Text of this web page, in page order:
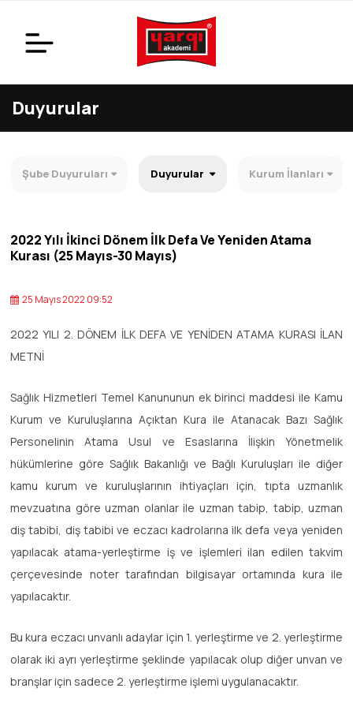
Duyurular
Şube Duyuruları Duyurular Kurum İlanları
2022 Yılı İkinci Dönem İlk Defa Ve Yeniden Atama
Kurası (25 Mayıs-30 Mayıs)
25 Mayıs 2022 09:52
2022 YILI 2. DÖNEM İLK DEFA VE YENİDEN ATAMA KURASI İLAN
METNİ
Sağlık Hizmetleri Temel Kanununun ek birinci maddesi ile Kamu
Kurum ve Kuruluşlarına Açıktan Kura ile Atanacak Bazı Sağlık
Personelinin Atama Usul ve Esaslarına İlişkin Yönetmelik
hükümlerine göre Sağlık Bakanlığı ve Bağlı Kuruluşları ile diğer
kamu kurum ve kuruluşlarının ihtiyaçları için, tıpta uzmanlık
mevzuatına göre uzman olanlar ile uzman tabip, tabip, uzman
diş tabibi, diş tabibi ve eczacı kadrolarına ilk defa veya yeniden
yapılacak atama-yerleştirme iş ve işlemleri ilan edilen takvim
çerçevesinde noter tarafından bilgisayar ortamında kura ile
yapılacaktır.
Bu kura eczacı unvanlı adaylar için 1. yerleştirme ve 2. yerleştirme
olarak iki ayrı yerleştirme şeklinde yapılacak olup diğer unvan ve
branşlar için sadece 2. yerleştirme işlemi uygulanacaktır.